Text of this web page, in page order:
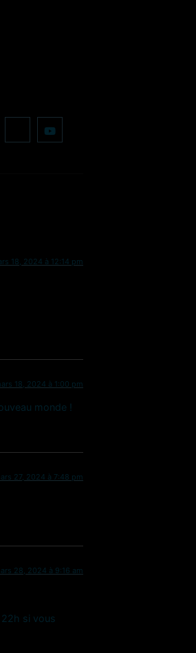
18, 2024 à 12:14 pm
18, 2024 à 1:00 pm
monde !
27, 2024 à 7:48 pm
28, 2024 à 9:16 am
si vous